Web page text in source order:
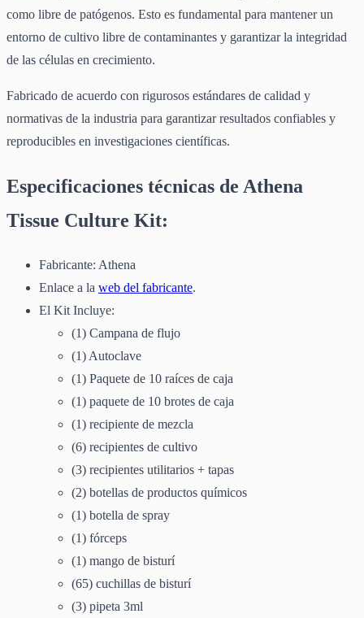
como libre de patógenos. Esto es fundamental para mantener un
entorno de cultivo libre de contaminantes y garantizar la integridad
de las células en crecimiento.
Fabricado de acuerdo con rigurosos estándares de calidad y
normativas de la industria para garantizar resultados confiables y
reproducibles en investigaciones científicas.
Especificaciones técnicas de Athena
Tissue Culture Kit:
Fabricante: Athena
Enlace a la web del fabricante.
El Kit Incluye:
(1) Campana de flujo
(1) Autoclave
(1) Paquete de 10 raíces de caja
(1) paquete de 10 brotes de caja
(1) recipiente de mezcla
(6) recipientes de cultivo
(3) recipientes utilitarios + tapas
(2) botellas de productos químicos
(1) botella de spray
(1) fórceps
(1) mango de bisturí
(65) cuchillas de bisturí
(3) pipeta 3ml